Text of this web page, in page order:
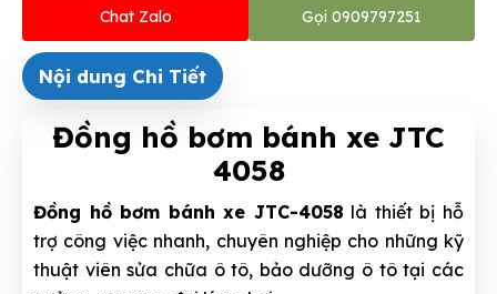
Chat Zalo Gọi 0909797251
Nội dung Chi Tiết
Đồng hồ bơm bánh xe JTC
4058
Đồng hồ bơm bánh xe JTC-4058 là thiết bị hỗ
trợ công việc nhanh, chuyên nghiệp cho những kỹ
thuật viên sửa chữa ô tô, bảo dưỡng ô tô tại các